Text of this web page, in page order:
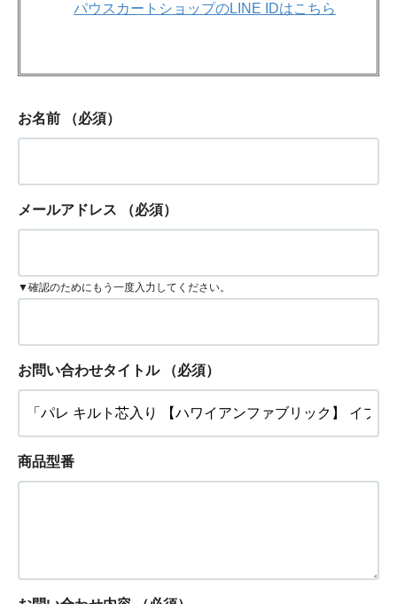
パウスカートショップのLINE IDはこちら
お名前 （必須）
メールアドレス （必須）
▼確認のためにもう一度入力してください。
お問い合わせタイトル （必須）
商品型番